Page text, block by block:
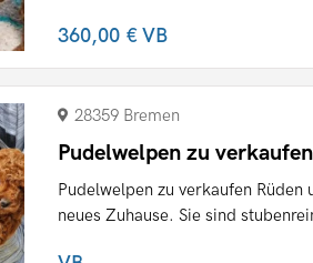
360,00 €VB
28359 Bremen
Pudelwelpen zu verkaufen
Pudelwelpen zu verkaufen Rüden
neues Zuhause. Sie sind